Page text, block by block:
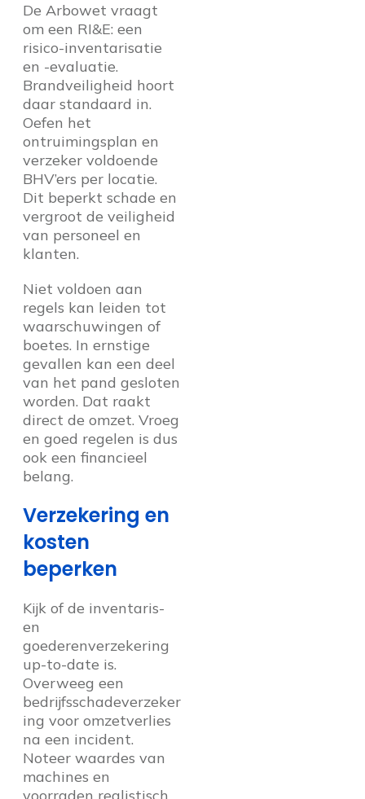
De Arbowet vraagt
om een RI&E: een
risico-inventarisatie
en -evaluatie.
Brandveiligheid hoort
daar standaard in.
Oefen het
ontruimingsplan en
verzeker voldoende
BHV’ers per locatie.
Dit beperkt schade en
vergroot de veiligheid
van personeel en
klanten.
Niet voldoen aan
regels kan leiden tot
waarschuwingen of
boetes. In ernstige
gevallen kan een deel
van het pand gesloten
worden. Dat raakt
direct de omzet. Vroeg
en goed regelen is dus
ook een financieel
belang.
Verzekering en
kosten
beperken
Kijk of de inventaris-
en
goederenverzekering
up-to-date is.
Overweeg een
bedrijfsschadeverzeker
ing voor omzetverlies
na een incident.
Noteer waardes van
machines en